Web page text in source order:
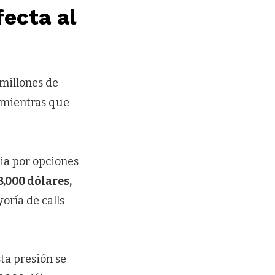
al
de
mientras que
por opciones
dólares,
de calls
presión se